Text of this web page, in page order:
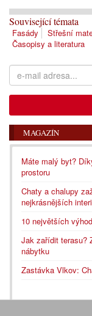
Související témata
Fasády Střešní
Časopisy a literatura
MAGAZÍN
Máte malý byt?
prostoru
Chaty a chalupy
nejkrásnějších
10 největších
Jak zařídit terasu?
nábytku
Zastávka Vlkov: